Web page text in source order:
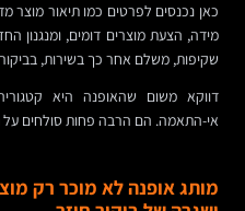
כאן נכנסים לפרטים כמו תיאור מוצר
מידה, הצעת מוצרים דומים, ומנגנון
שקיפות, משלם אחר כך בשירות,
דווקא משום שהאופנה היא
אי-התאמה. הם הרבה פחות סולחים
מותג אופנה לא מוכר רק